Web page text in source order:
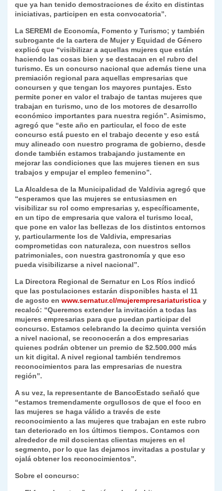
que ya han tenido demostraciones de éxito en distintas
iniciativas, participen en esta convocatoria”.
La SEREMI de Economía, Fomento y Turismo; y también
subrogante de la cartera de Mujer y Equidad de Género
explicó que “visibilizar a aquellas mujeres que están
haciendo las cosas bien y se destacan en el rubro del
turismo. Es un concurso nacional que además tiene una
premiación regional para aquellas empresarias que
concursen y que tengan los mayores puntajes. Esto
permite poner en valor el trabajo de tantas mujeres que
trabajan en turismo, uno de los motores de desarrollo
económico importantes para nuestra región”. Asimismo,
agregó que “este año en particular, el foco de este
concurso está puesto en el trabajo decente y eso está
muy alineado con nuestro programa de gobierno, desde
donde también estamos trabajando justamente en
mejorar las condiciones que las mujeres tienen en sus
trabajos y empujar el empleo femenino”.
La Alcaldesa de la Municipalidad de Valdivia agregó que
“esperamos que las mujeres se entusiasmen en
visibilizar su rol como empresarias y, específicamente,
en un tipo de empresaria que valora el turismo local,
que pone en valor las bellezas de los distintos entornos
y, particularmente los de Valdivia, empresarias
comprometidas con naturaleza, con nuestros sellos
patrimoniales, con nuestra gastronomía y que eso
pueda visibilizarse a nivel nacional”.
La Directora Regional de Sernatur en Los Ríos indicó
que las postulaciones estarán disponibles hasta el 11
de agosto en www.sernatur.cl/mujerempresariaturistica y
recalcó: “Queremos extender la invitación a todas las
mujeres empresarias para que puedan participar del
concurso. Estamos celebrando la decimo quinta versión
a nivel nacional, se reconocerán a dos empresarias
quienes podrán obtener un premio de $2.500.000 más
un kit digital. A nivel regional también tendremos
reconocimientos para las empresarias de nuestra
región”.
A su vez, la representante de BancoEstado señaló que
“estamos tremendamente orgullosos de que el foco en
las mujeres se haga válido a través de este
reconocimiento a las mujeres que trabajan en este rubro
tan deteriorado en los últimos tiempos. Contamos con
alrededor de mil doscientas clientas mujeres en el
segmento, por lo que las dejamos invitadas a postular y
ojalá obtener los reconocimientos”.
Sobre el concurso: